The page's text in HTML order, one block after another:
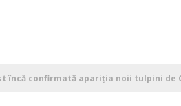
încă confirmată apariția noii tulpini de